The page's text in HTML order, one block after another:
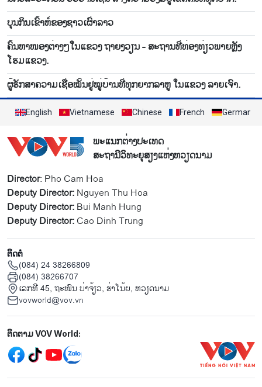
ບຸນ​ກິນ​ເຂົ້າ​ຫໍ່​ຂອງ​ຊາວ​ເຜົ່າລາວ
ຄົ້ນ​ຫາ​ໜອງ​ຕ່າງໆໃນ​ແຂວງ ຖາຍງວຽ​ນ - ສະ​ຖານ​ທີ່​ທ່ອງ​ທ່ຽວ​ພາຍຫຼັງ​
ໂຮມ​ແຂວງ.
ຜູ້​ຮັກ​ສາ​ຄວາມ​ເຊື່ອ​ໝັ້ນ​ຢູ່​ໝູ​່ບ້ານທີ່​ທຸກ​ຍາກ​ລາ​ຫູ ໃນ​ແຂວງ ລາຍ​ເຈົາ. ​
English Vietnamese Chinese French German
ພະແນກຕ່າງປະເທດ
ສະຖານີວິທະຍຸສຽງແຫ່ງຫວຽດນາມ
Director: Pho Cam Hoa
Deputy Director:Nguyen Thu Hoa
Deputy Director:Bui Manh Hung
Deputy Director:Cao Dinh Trung
ຕິດຕໍ່
(084) 24 38266809
(084) 38266707
ເລກທີ 45, ຖະໜົນ ບ່າ​ຈ້ຽວ, ຮ່າ​ໂນ້ຍ, ຫວຽດນາມ
vovworld@vov.vn
Mạng xã hội
ຕິດຕາມ VOV World: